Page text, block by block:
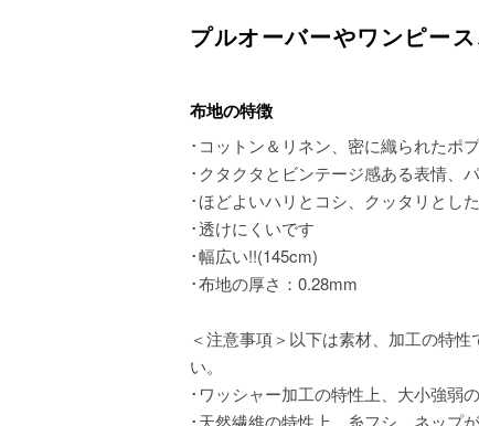
プルオーバーやワンピース
布地の特徴
･コットン＆リネン、密に織られたポ
･クタクタとビンテージ感ある表情、
･ほどよいハリとコシ、クッタリとし
･透けにくいです
･幅広い!!(145cm)
･布地の厚さ：0.28mm
＜注意事項＞以下は素材、加工の特
い。
･ワッシャー加工の特性上、大小強弱